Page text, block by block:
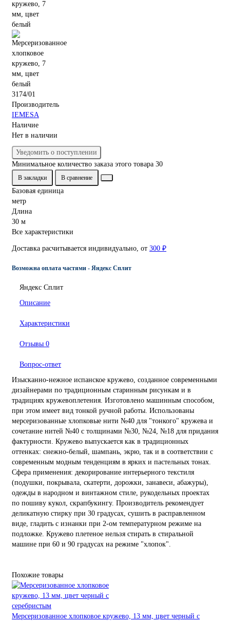
3174/01
Производитель
IEMESA
Наличие
Нет в наличии
Уведомить о поступлении
Минимальное количество заказа этого товара 30
В закладки В сравнение
Базовая единица
метр
Длина
30 м
Все характеристики
Доставка расчитывается индивидуально, от 300 ₽
Возможна оплата частями - Яндекс Сплит
Яндекс Сплит
Описание
Характеристики
Отзывы 0
Вопрос-ответ
Изысканно-нежное испанское кружево, созданное современными
дизайнерами по традиционным старинным рисункам и в
традициях кружевоплетения. Изготовлено машинным способом,
при этом имеет вид тонкой ручной работы. Использованы
мерсеризованные хлопковые нити №40 для "тонкого" кружева и
сочетание нитей №40 с толщинами №30, №24, №18 для придания
фактурности. Кружево выпускается как в традиционных
оттенках: снежно-белый, шампань, экрю, так и в соответствии с
современным модным тенденциям в ярких и пастельных тонах.
Сфера применения: декорирование интерьерного текстиля
(подушки, покрывала, скатерти, дорожки, занавеси, абажуры),
одежды в народном и винтажном стиле, рукодельных проектах
по пошиву кукол, скрапбукингу. Производитель рекомендует
деликатную стирку при 30 градусах, сушить в расправленном
виде, гладить с изнанки при 2-ом температурном режиме на
подложке. Кружево плетеное нельзя стирать в стиральной
машине при 60 и 90 градусах на режиме "хлопок".
Похожие товары
Мерсеризованное хлопковое кружево, 13 мм, цвет черный с